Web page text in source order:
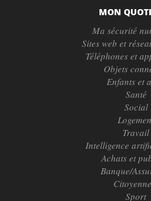
MON
Ma sécurité
Sites web et
Téléphones et
Objets
Enfants et
Santé
Social
Travail
Intelligence
Achats et
Banque/
Sport